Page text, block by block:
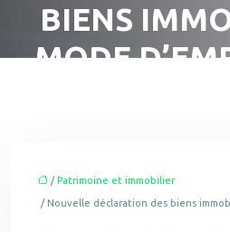
BIENS
MODE
/Patrimoine et immobilier
/ Nouvelle déclaration des biens